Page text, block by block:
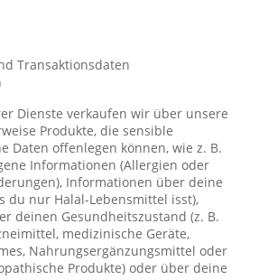
Transaktionsdaten
Dienste verkaufen wir über unsere
Produkte, die sensible
Daten offenlegen können, wie z. B.
Informationen (Allergien oder
Informationen über deine
du nur Halal-Lebensmittel isst),
deinen Gesundheitszustand (z. B.
medizinische Geräte,
Nahrungsergänzungsmittel oder
Produkte) oder über deine